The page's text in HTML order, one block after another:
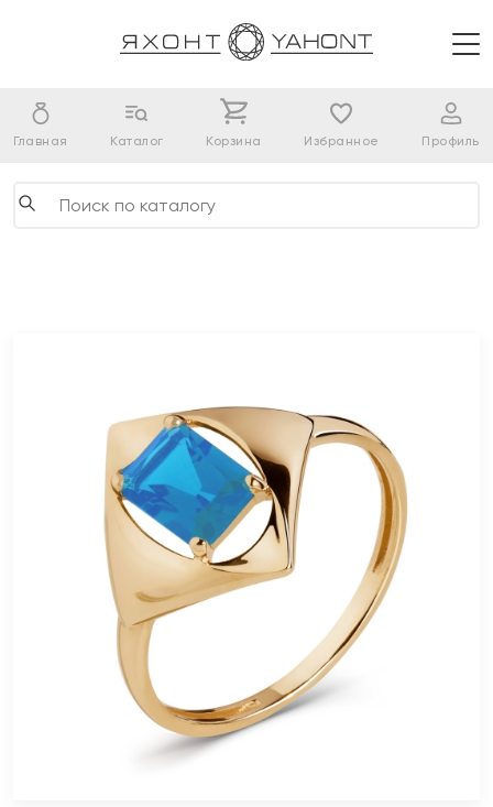
Главная Каталог Корзина Избранное Профиль